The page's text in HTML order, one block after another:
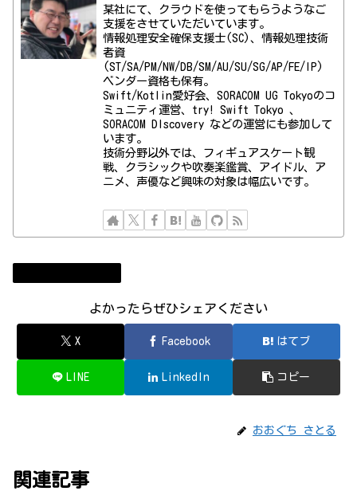
某社にて、クラウドを使ってもらうようなご
支援をさせていただいています。
情報処理安全確保支援士(SC)、情報処理技術
者資
(ST/SA/PM/NW/DB/SM/AU/SU/SG/AP/FE/IP)
ベンダー資格も保有。
Swift/Kotlin愛好会、SORACOM UG Tokyoのコ
ミュニティ運営、try! Swift Tokyo 、
SORACOM DIscovery などの運営にも参加して
います。
技術分野以外では、フィギュアスケート観
戦、クラシックや吹奏楽鑑賞、アイドル、ア
ニメ、声優など興味の対象は幅広いです。
よかったらぜひシェアください
X Facebook はてブ
LINE LinkedIn コピー
おおぐち さとる
関連記事